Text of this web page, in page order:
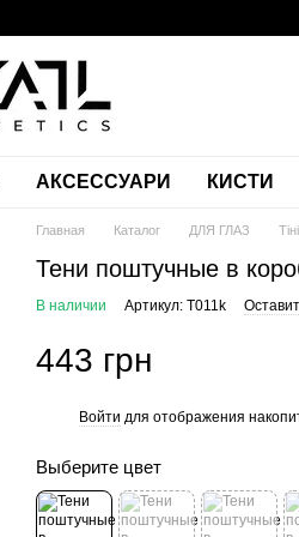
АКСЕССУАРИ КИСТИ
Главная Каталог ДЛЯ ГЛАЗ
Тени поштучные в
В наличии Артикул: T011k
443 грн
Войти для отображения
Выберите цвет